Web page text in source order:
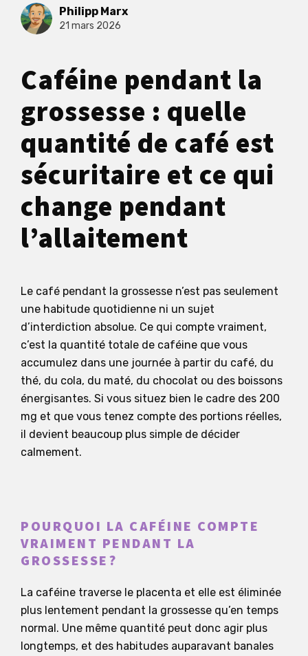
Philipp Marx
21 mars 2026
Caféine pendant la
grossesse : quelle
quantité de café est
sécuritaire et ce qui
change pendant
l’allaitement
Le café pendant la grossesse n’est pas seulement
une habitude quotidienne ni un sujet
d’interdiction absolue. Ce qui compte vraiment,
c’est la quantité totale de caféine que vous
accumulez dans une journée à partir du café, du
thé, du cola, du maté, du chocolat ou des boissons
énergisantes. Si vous situez bien le cadre des 200
mg et que vous tenez compte des portions réelles,
il devient beaucoup plus simple de décider
calmement.
POURQUOI LA CAFÉINE COMPTE
VRAIMENT PENDANT LA
GROSSESSE?
La caféine traverse le placenta et elle est éliminée
plus lentement pendant la grossesse qu’en temps
normal. Une même quantité peut donc agir plus
longtemps, et des habitudes auparavant banales